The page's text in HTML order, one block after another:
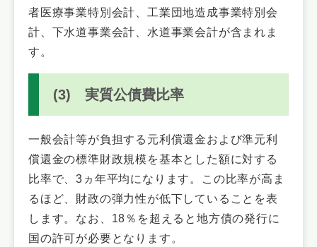
者医療事業特別会計、工業団地造成事業特別会
計、下水道事業会計、水道事業会計が含まれま
す。
(3) 実質公債費比率
一般会計等が負担する元利償還金および準元利
償還金の標準財政規模を基本とした額に対する
比率で、3ヵ年平均になります。この比率が高ま
るほど、財政の弾力性が低下していることを表
します。なお、18％を超えると地方債の発行に
国の許可が必要となります。